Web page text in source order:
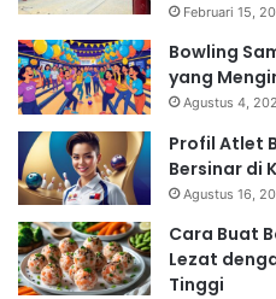
Februari 15,
Bowling
yang
Agustus 4,
Profil Atlet
Bersinar di
Agustus 16,
Cara Buat
Lezat
Tinggi